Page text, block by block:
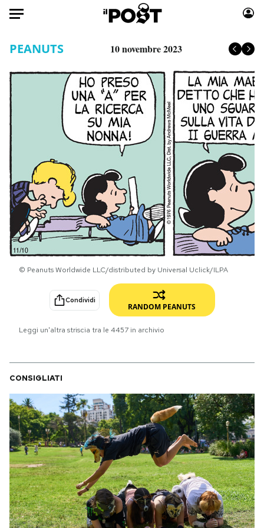
HOME
Mondo
Politica
Internet
Scienza
Cultura
Economia
Sport
Moda
Libri
Consumismi
Storie/Idee
Ok Boomer!
Media
Europa
Altrecose
Mondiali calcio 2026
PODCAST
NEWSLETTER
I MIEI PREFERITI
SHOP
CALENDARIO
AREA PERSONALE
Area Personale
Newsletter
PEANUTS 10 novembre 2023
© Peanuts Worldwide LLC/distributed by Universal Uclick/ILPA
Condividi
RANDOM PEANUTS
Leggi un'altra striscia tra le 4457 in archivio
CONSIGLIATI